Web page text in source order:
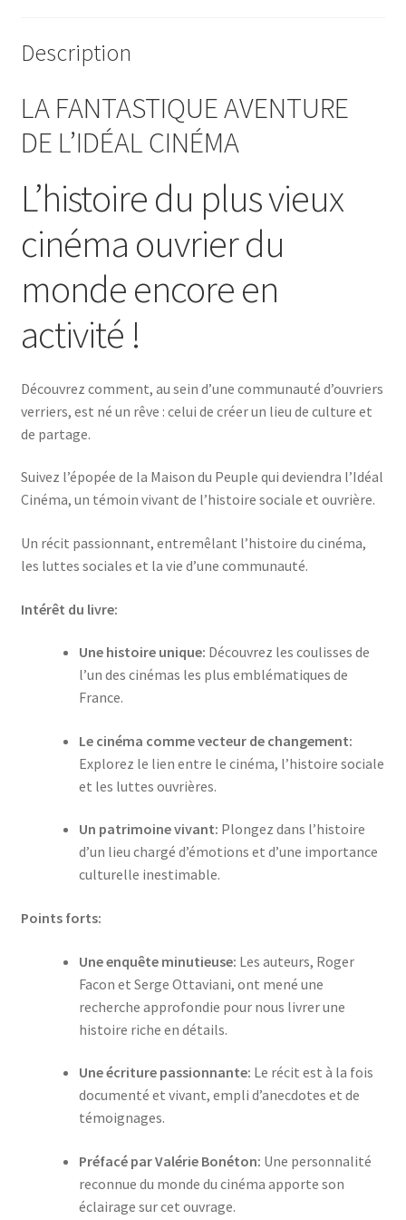
Description
LA FANTASTIQUE AVENTURE
DE L’IDÉAL CINÉMA
L’histoire du plus vieux
cinéma ouvrier du
monde encore en
activité !
Découvrez comment, au sein d’une communauté d’ouvriers
verriers, est né un rêve : celui de créer un lieu de culture et
de partage.
Suivez l’épopée de la Maison du Peuple qui deviendra l’Idéal
Cinéma, un témoin vivant de l’histoire sociale et ouvrière.
Un récit passionnant, entremêlant l’histoire du cinéma,
les luttes sociales et la vie d’une communauté.
Intérêt du livre:
Une histoire unique: Découvrez les coulisses de
l’un des cinémas les plus emblématiques de
France.
Le cinéma comme vecteur de changement:
Explorez le lien entre le cinéma, l’histoire sociale
et les luttes ouvrières.
Un patrimoine vivant: Plongez dans l’histoire
d’un lieu chargé d’émotions et d’une importance
culturelle inestimable.
Points forts:
Une enquête minutieuse: Les auteurs, Roger
Facon et Serge Ottaviani, ont mené une
recherche approfondie pour nous livrer une
histoire riche en détails.
Une écriture passionnante: Le récit est à la fois
documenté et vivant, empli d’anecdotes et de
témoignages.
Préfacé par Valérie Bonéton: Une personnalité
reconnue du monde du cinéma apporte son
éclairage sur cet ouvrage.